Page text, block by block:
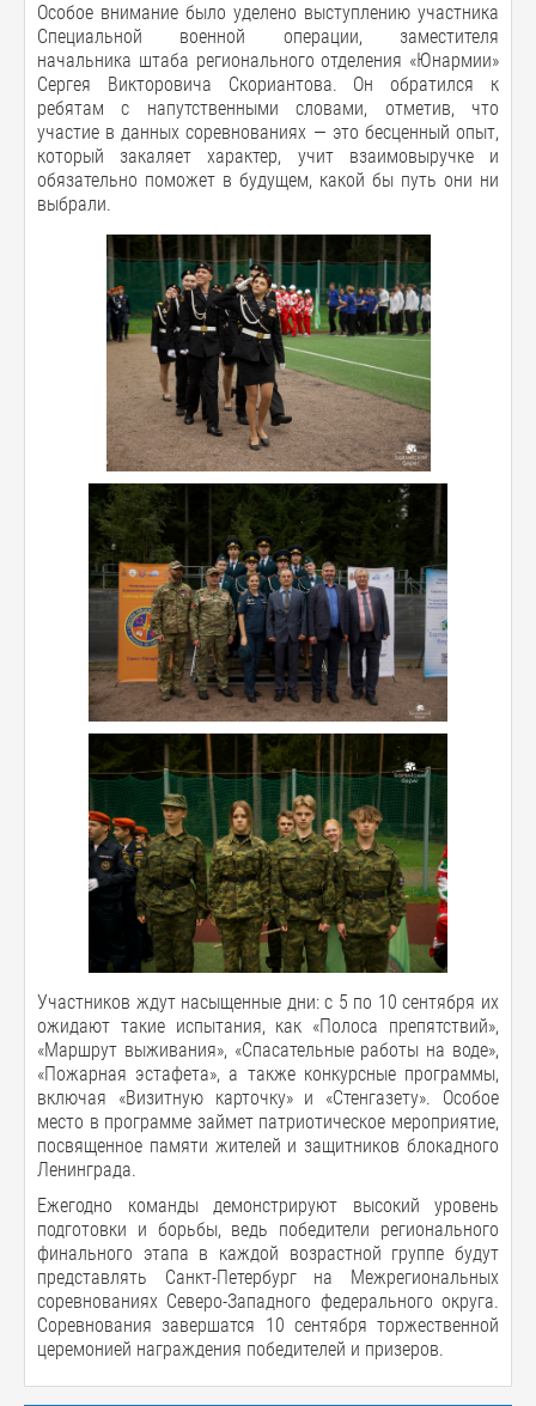
Особое внимание было уделено выступлению участника
Специальной военной операции, заместителя
начальника штаба регионального отделения «Юнармии»
Сергея Викторовича Скориантова. Он обратился к
ребятам с напутственными словами, отметив, что
участие в данных соревнованиях — это бесценный опыт,
который закаляет характер, учит взаимовыручке и
обязательно поможет в будущем, какой бы путь они ни
выбрали.
Участников ждут насыщенные дни: с 5 по 10 сентября их
ожидают такие испытания, как «Полоса препятствий»,
«Маршрут выживания», «Спасательные работы на воде»,
«Пожарная эстафета», а также конкурсные программы,
включая «Визитную карточку» и «Стенгазету». Особое
место в программе займет патриотическое мероприятие,
посвященное памяти жителей и защитников блокадного
Ленинграда.
Ежегодно команды демонстрируют высокий уровень
подготовки и борьбы, ведь победители регионального
финального этапа в каждой возрастной группе будут
представлять Санкт-Петербург на Межрегиональных
соревнованиях Северо-Западного федерального округа.
Соревнования завершатся 10 сентября торжественной
церемонией награждения победителей и призеров.